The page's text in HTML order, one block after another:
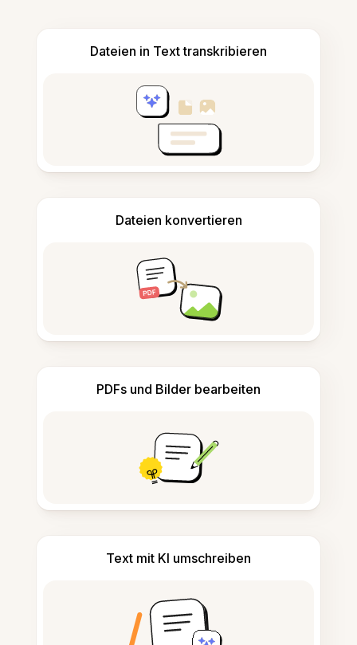
Dateien in Text transkribieren
Dateien konvertieren
PDFs und Bilder bearbeiten
Text mit KI umschreiben